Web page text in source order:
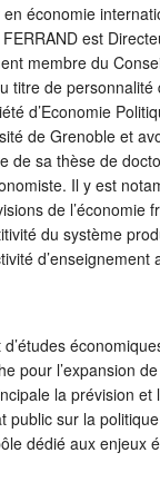
en économie
FERRAND est
membre du
titre de
d’Economie
de Grenoble et
de sa thèse de
Il y est
de l’économie
du système
d’études
pour l’expansion
la prévision
public sur la
dédié aux enjeux